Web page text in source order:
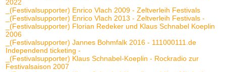
2022
_(Festivalsupporter) Enrico Vlach 2009 - Zeltverleih Festivals
_(Festivalsupporter) Enrico Vlach 2013 - Zeltverleih Festivals -
_(Festivalsupporter) Florian Redeker und Klaus Schnabel Koeplin
2006
_(Festivalsupporter) Jannes Bohmfalk 2016 - 111000111.de
Independend ticketing -
_(Festivalsupporter) Klaus Schnabel-Koeplin - Rockradio zur
Festivalsaison 2007